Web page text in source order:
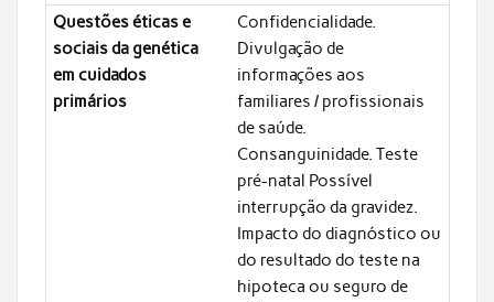
Questões éticas e
sociais da genética
em cuidados
primários
Confidencialidade.
Divulgação de
informações aos
familiares / profissionais
de saúde.
Consanguinidade. Teste
pré-natal Possível
interrupção da gravidez.
Impacto do diagnóstico ou
do resultado do teste na
hipoteca ou seguro de